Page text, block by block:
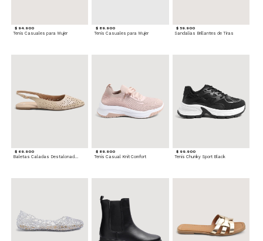
$ 94.900
Tenis Casuales para Mujer
$ 89.900
Tenis Casuales para Mujer
$ 59.900
Sandalias Brillantes de Tiras
$ 69.900
Baletas Caladas Destalonadas
$ 89.900
Tenis Casual Knit Comfort
$ 99.900
Tenis Chunky Sport Black